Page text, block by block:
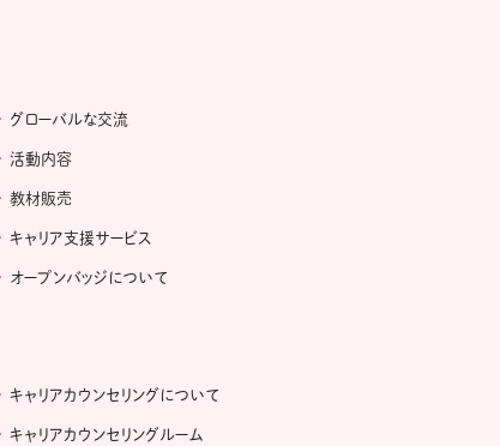
グローバルな交流
活動内容
教材販売
キャリア支援サービス
オープンバッジについて
キャリアカウンセリングについて
キャリアカウンセリングルーム